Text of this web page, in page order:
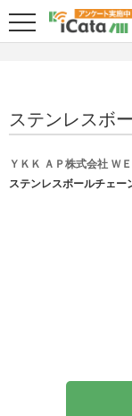
ステンレスボ
ＹＫＫ ＡＰ株式会社 Ｗ
ステンレスボールチェー